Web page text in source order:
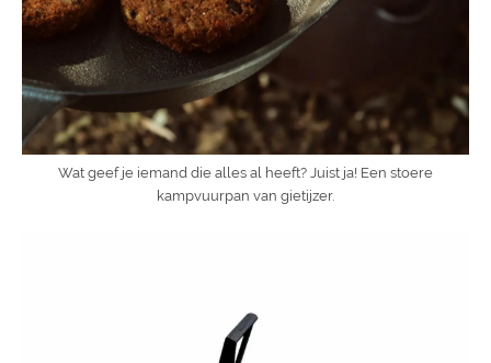
Wat geef je iemand die alles al heeft? Juist ja! Een stoere
kampvuurpan van gietijzer.